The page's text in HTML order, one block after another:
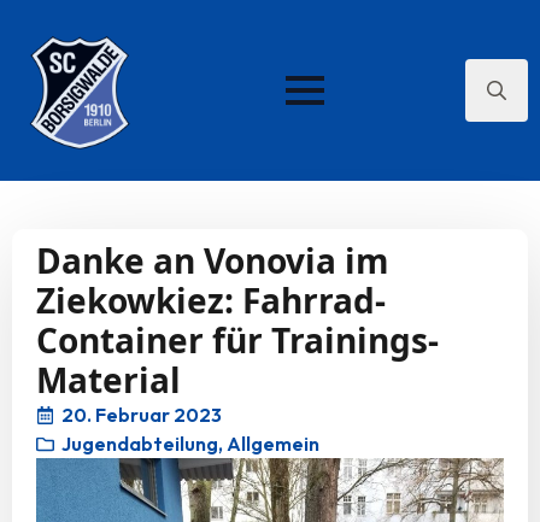
Danke an Vonovia im
Ziekowkiez: Fahrrad-
Container für Trainings-
Material
20. Februar 2023
Jugendabteilung Allgemein